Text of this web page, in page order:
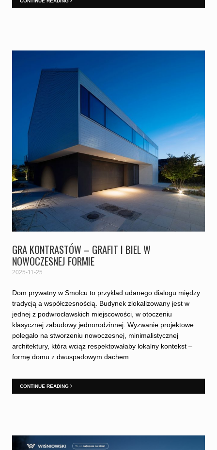
GRA KONTRASTÓW – GRAFIT I BIEL W
NOWOCZESNEJ FORMIE
2025-11-25
Dom prywatny w Smolcu to przykład udanego dialogu między
tradycją a współczesnością. Budynek zlokalizowany jest w
jednej z podwrocławskich miejscowości, w otoczeniu
klasycznej zabudowy jednorodzinnej. Wyzwanie projektowe
polegało na stworzeniu nowoczesnej, minimalistycznej
architektury, która wciąż respektowałaby lokalny kontekst –
formę domu z dwuspadowym dachem.
CONTINUE READING